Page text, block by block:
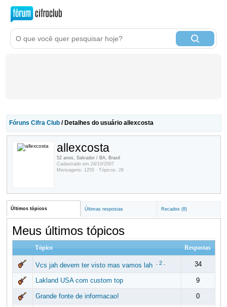
Fóruns Cifra Club/ Detalhes do usuário allexcosta
allexcosta
52 anos, Salvador / BA, Brasil
Cadastrado em 24/10/2007
Mensagens: 1255 · Tópicos: 28
Últimos tópicos Últimas respostas Recados (8)
Meus últimos tópicos
Tópico Respostas
Vcs jah devem ter visto mas vamos lah 2. 34
Lakland USA com custom top 9
Grande fonte de informacao! 0